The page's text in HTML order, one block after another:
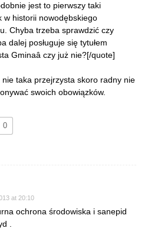
jest to pierwszy taki
w historii nowodębskiego
Chyba trzeba sprawdzić czy
dalej posługuje się tytułem
Gminaâ czy już nie?[/quote]
nie taka przejrzysta skoro radny nie
swoich obowiązków.
0
at 20:10
ochrona środowiska i sanepid
.